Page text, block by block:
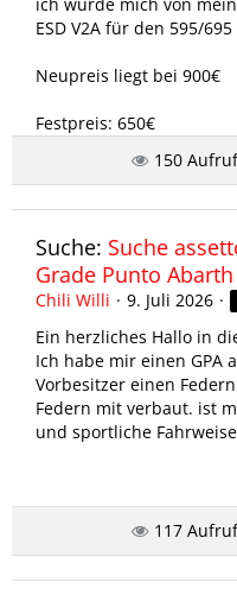
ESD V2A für den 595/
Neupreis liegt bei 900€
Festpreis: 650€
Bilder folgen, Achtung
Abholung in 72555…
150
Suche: Suche
Grade Punto Abarth
Chili Willi 9. Juli 2026
Ein herzliches Hallo in
Ich habe mir einen GPA
Vorbesitzer einen
Federn mit verbaut. ist
und sportliche
117